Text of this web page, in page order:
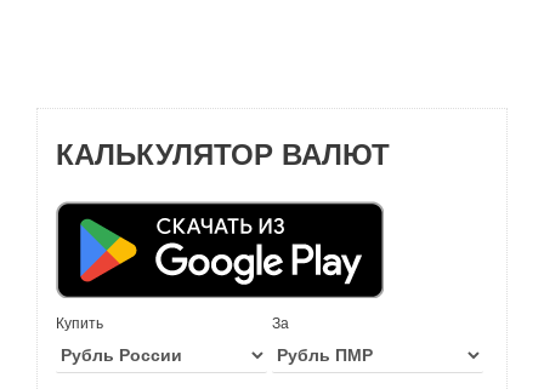
КАЛЬКУЛЯТОР ВАЛЮТ
Купить За